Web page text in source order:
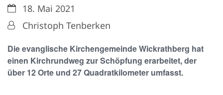
Datum:18. Mai 2021
Von:Christoph Tenberken
Die evanglische Kirchengemeinde Wickrathberg hat
einen Kirchrundweg zur Schöpfung erarbeitet, der
über 12 Orte und 27 Quadratkilometer umfasst.